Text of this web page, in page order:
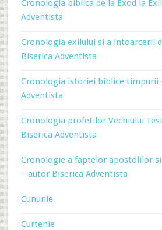
Cronologia biblica de la Exod la
Adventista
Cronologia exilului si a intoarcerii
Biserica Adventista
Cronologia istoriei biblice timpurii
Adventista
Cronologia profetilor Vechiului
Biserica Adventista
Cronologie a faptelor apostolilor
– autor Biserica Adventista
Cununie
Curtenie